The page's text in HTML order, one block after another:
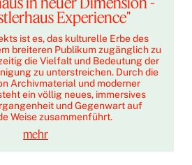
Experience"
ist es, das kulturelle Erbe des
breiteren Publikum zugänglich zu
die Vielfalt und Bedeutung der
zu unterstreichen. Durch die
Archivmaterial und moderner
ein völlig neues, immersives
und Gegenwart auf
Weise zusammenführt.
mehr